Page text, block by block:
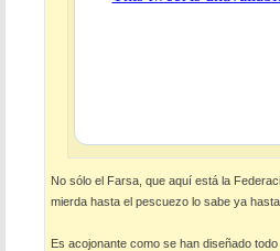
No sólo el Farsa, que aquí está la
mierda hasta el pescuezo lo sabe ya
Es acojonante como se han diseñado